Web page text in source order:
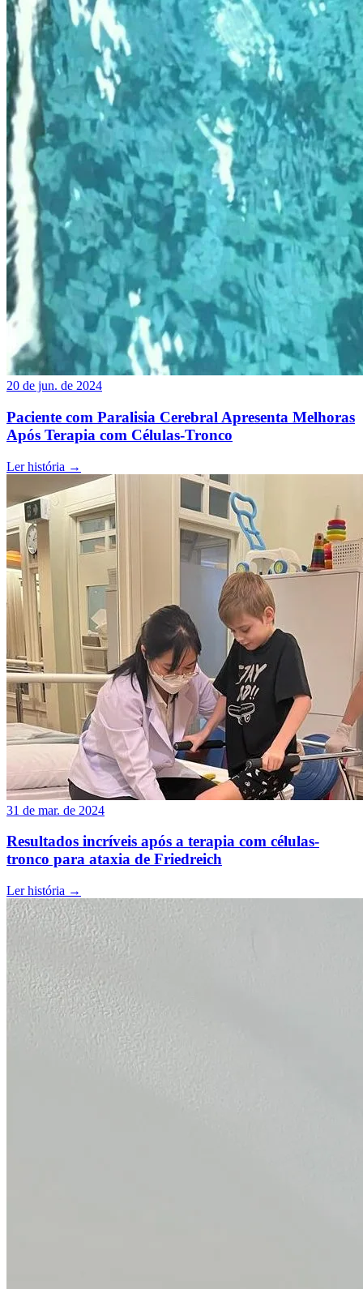
20 de jun. de 2024
Paciente com Paralisia Cerebral Apresenta Melhoras
Após Terapia com Células-Tronco
Ler história →
31 de mar. de 2024
Resultados incríveis após a terapia com células-
tronco para ataxia de Friedreich
Ler história →